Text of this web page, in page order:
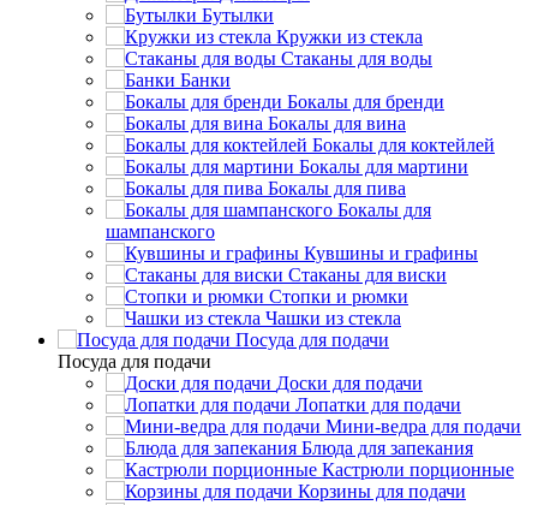
Бутылки
Кружки из стекла
Стаканы для воды
Банки
Бокалы для бренди
Бокалы для вина
Бокалы для коктейлей
Бокалы для мартини
Бокалы для пива
Бокалы для
шампанского
Кувшины и графины
Стаканы для виски
Стопки и рюмки
Чашки из стекла
Посуда для подачи
Посуда для подачи
Доски для подачи
Лопатки для подачи
Мини-ведра для подачи
Блюда для запекания
Кастрюли порционные
Корзины для подачи